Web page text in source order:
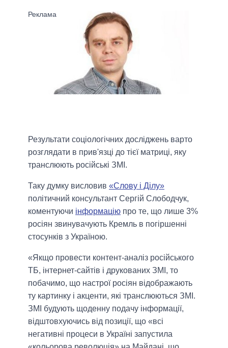
Результати соціологічних досліджень варто
розглядати в прив'язці до тієї матриці, яку
транслюють російські ЗМІ.
Таку думку висловив «Слову і Ділу»
політичний консультант Сергій Слободчук,
коментуючи інформацію про те, що лише 3%
росіян звинувачують Кремль в погіршенні
стосунків з Україною.
«Якщо провести контент-аналіз російського
ТБ, інтернет-сайтів і друкованих ЗМІ, то
побачимо, що настрої росіян відображають
ту картинку і акценти, які транслюються ЗМІ.
ЗМІ будують щоденну подачу інформації,
відштовхуючись від позиції, що «всі
негативні процеси в Україні запустила